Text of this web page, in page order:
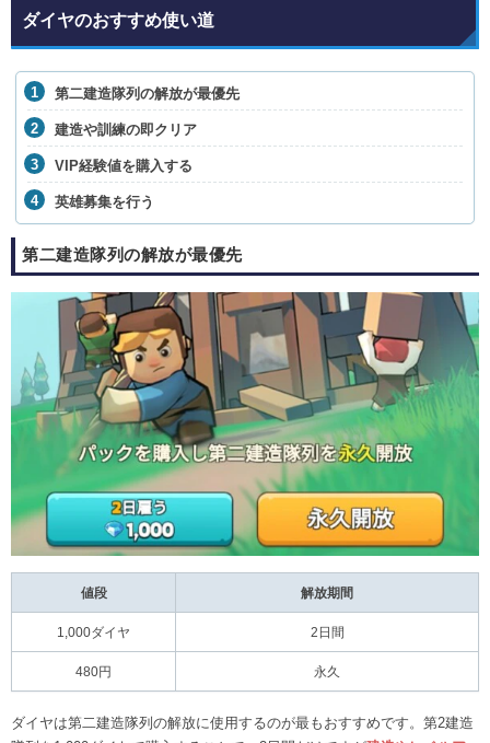
ダイヤのおすすめ使い道
第二建造隊列の解放が最優先
建造や訓練の即クリア
VIP経験値を購入する
英雄募集を行う
第二建造隊列の解放が最優先
値段 解放期間
1,000ダイヤ 2日間
480円 永久
ダイヤは第二建造隊列の解放に使用するのが最もおすすめです。第2建造